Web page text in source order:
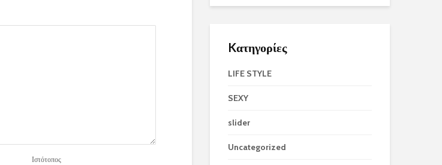
Ιστότοπος
Kατηγορίες
LIFE STYLE
SEXY
slider
Uncategorized